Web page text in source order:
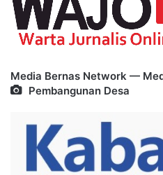
Media Bernas Network —
Pembangunan Desa